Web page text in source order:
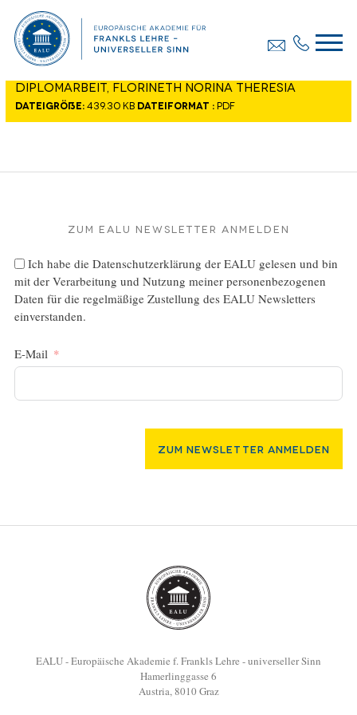
Diplomarbeit, FLORINETH Norina Theresia
Dateigröße: 439.30 KB Dateiformat : PDF
Zum EALU Newsletter anmelden
Ich habe die Datenschutzerklärung der EALU gelesen und bin
mit der Verarbeitung und Nutzung meiner personenbezogenen
Daten für die regelmäßige Zustellung des EALU Newsletters
einverstanden.
E-Mail
Zum Newsletter Anmelden
EALU - Europäische Akademie f. Frankls Lehre - universeller Sinn
Hamerlinggasse 6
Austria, 8010 Graz